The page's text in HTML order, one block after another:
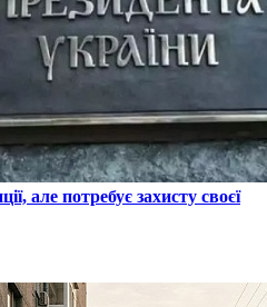
але потребує захисту своєї